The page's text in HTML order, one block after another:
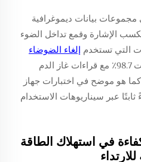
مجموعات بيانات ديموغرافية
الإشارة وقمع تداخل الضوء
التي تستخدم إلغاء الضوضاء
حققت نسبة ترابط بلغت 98.7٪ مع قراءات غاز الدم
كما هو موضح في اختبارات جهاز
عبر سيناريوهات الاستخدام
في استهلاك الطاقة